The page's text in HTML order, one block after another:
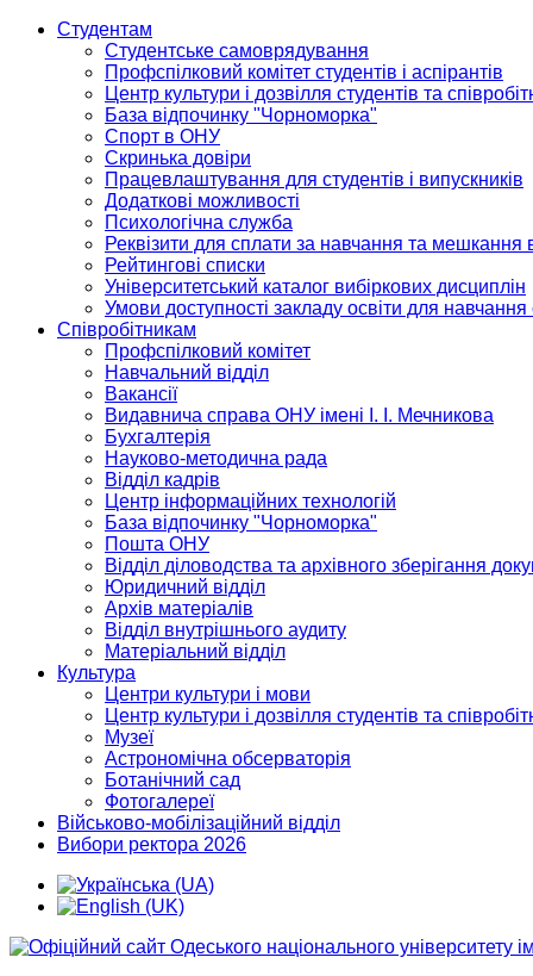
Студентам
Студентське самоврядування
Профспілковий комітет студентів і аспірантів
Центр культури і дозвілля студентів та
База відпочинку "Чорноморка"
Спорт в ОНУ
Скринька довіри
Працевлаштування для студентів і випускників
Додаткові можливості
Психологічна служба
Реквізити для сплати за навчання та мешкання
Рейтингові списки
Університетський каталог вибіркових дисциплін
Умови доступності закладу освіти для
Співробітникам
Профспілковий комітет
Навчальний відділ
Вакансії
Видавнича справа ОНУ імені І. І. Мечникова
Бухгалтерія
Науково-методична рада
Відділ кадрів
Центр інформаційних технологій
База відпочинку "Чорноморка"
Пошта ОНУ
Відділ діловодства та архівного зберігання
Юридичний відділ
Архів матеріалів
Відділ внутрішнього аудиту
Матеріальний відділ
Культура
Центри культури і мови
Центр культури і дозвілля студентів та
Музеї
Астрономічна обсерваторія
Ботанічний сад
Фотогалереї
Військово-мобілізаційний відділ
Вибори ректора 2026